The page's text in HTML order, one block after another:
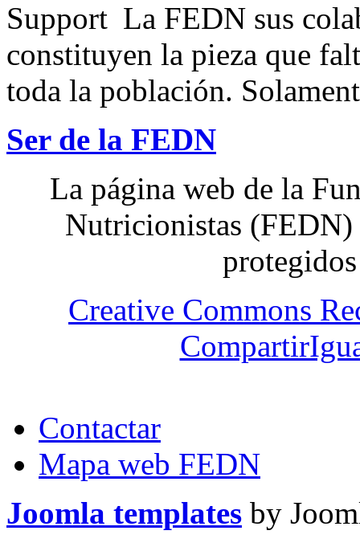
La FEDN sus
constituyen la pieza que
toda la población.
Ser de la FEDN
La página web de la
Nutricionistas (FEDN)
Creative Commons
Contactar
Mapa web FEDN
Joomla templates by